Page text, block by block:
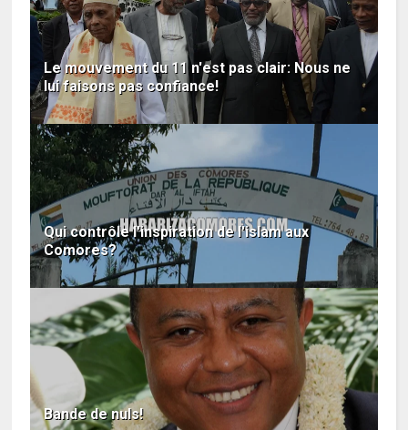
Le mouvement du 11 n'est pas clair: Nous ne
lui faisons pas confiance!
Qui contrôle l'inspiration de l'islam aux
Comores?
Bande de nuls!